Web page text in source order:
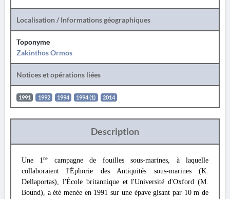
Localisation / Informations géographiques
Toponyme
Zakinthos Ormos
Notices et opérations liées
1991 1992 1994 1994 (1) 2014
Description
Une 1re
campagne de fouilles sous-marines, à laquelle
collaboraient l'Éphorie des Antiquités sous-marines (K.
Dellaportas), l'École britannique et l'Université d'Oxford (M.
Bound), a été menée en 1991 sur une épave gisant par 10 m de